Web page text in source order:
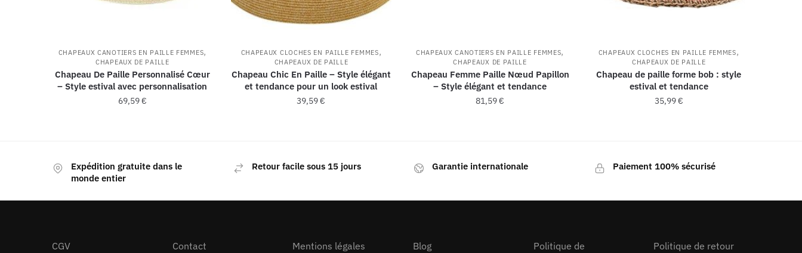
CHAPEAUX CANOTIERS EN PAILLE FEMMES,
CHAPEAUX DE PAILLE
Chapeau De Paille Personnalisé Cœur
– Style estival avec personnalisation
69,59€
CHAPEAUX CLOCHES EN PAILLE FEMMES,
CHAPEAUX DE PAILLE
Chapeau Chic En Paille – Style élégant
et tendance pour un look estival
39,59€
CHAPEAUX CANOTIERS EN PAILLE FEMMES,
CHAPEAUX DE PAILLE
Chapeau Femme Paille Nœud Papillon
– Style élégant et tendance
81,59€
CHAPEAUX CLOCHES EN PAILLE FEMMES,
CHAPEAUX DE PAILLE
Chapeau de paille forme bob : style
estival et tendance
35,99€
Expédition gratuite dans le
monde entier
Retour facile sous 15 jours Garantie internationale Paiement 100% sécurisé
CGV Contact Mentions légales Blog Politique de Politique de retour